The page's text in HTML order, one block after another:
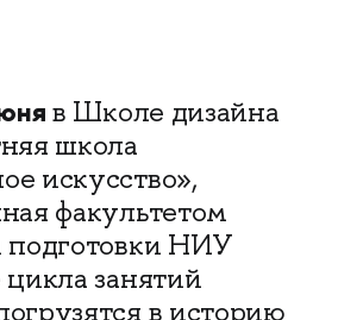
в Школе дизайна
школа
искусство»,
факультетом
подготовки НИУ
занятий
в историю